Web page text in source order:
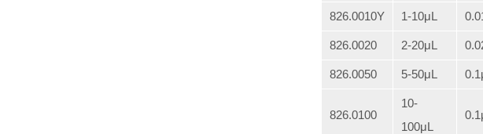
826.0010Y 1-10μL
826.0020 2-20μL
826.0050 5-50μL
826.0100
10-
100μL